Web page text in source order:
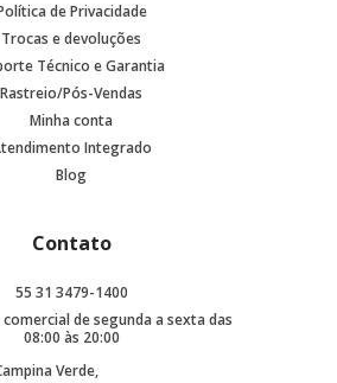
de Privacidade
Trocas e devoluções
Técnico e Garantia
Rastreio/Pós-Vendas
Minha conta
Integrado
Blog
Contato
55 31 3479-1400
de segunda a sexta das
08:00 às 20:00
Verde,